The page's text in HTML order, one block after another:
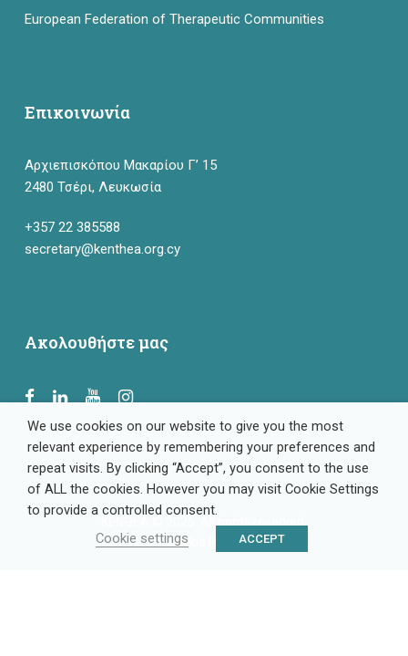
European Federation of Therapeutic Communities
Επικοινωνία
Αρχιεπισκόπου Μακαρίου Γ’ 15
2480 Τσέρι, Λευκωσία
+357 22 385588
secretary@kenthea.org.cy
Ακολουθήστε μας
ΚΕΝΘΕΑ © 2025. All rights reserved.
Cookie Policy
We use cookies on our website to give you the most
relevant experience by remembering your preferences and
repeat visits. By clicking “Accept”, you consent to the use
of ALL the cookies. However you may visit Cookie Settings
to provide a controlled consent.
Cookie settings
ACCEPT